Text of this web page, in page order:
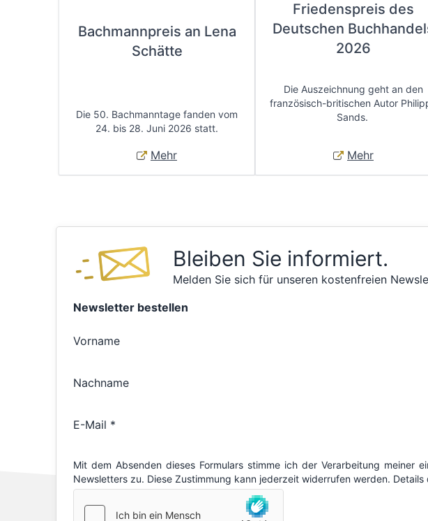
Bachmannpreis an Lena
Schätte
Die 50. Bachmanntage fanden vom
24. bis 28. Juni 2026 statt.
Mehr
Friedenspreis des
Deutschen
2026
Die Auszeichnung geht an den
französisch-britischen Autor
Sands.
Mehr
Bleiben Sie informiert.
Melden Sie sich für unseren kostenfreien